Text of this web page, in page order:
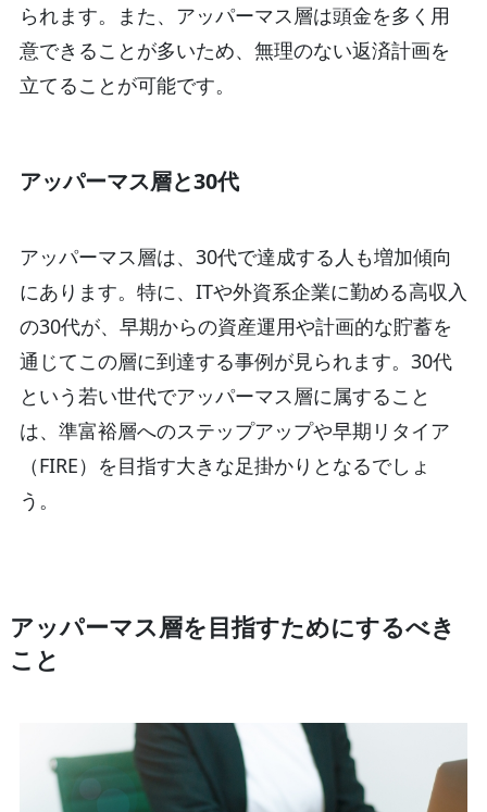
られます。また、アッパーマス層は頭金を多く用
意できることが多いため、無理のない返済計画を
立てることが可能です。
アッパーマス層と30代
アッパーマス層は、30代で達成する人も増加傾向
にあります。特に、ITや外資系企業に勤める高収入
の30代が、早期からの資産運用や計画的な貯蓄を
通じてこの層に到達する事例が見られます。30代
という若い世代でアッパーマス層に属すること
は、準富裕層へのステップアップや早期リタイア
（FIRE）を目指す大きな足掛かりとなるでしょ
う。
アッパーマス層を目指すためにするべき
こと